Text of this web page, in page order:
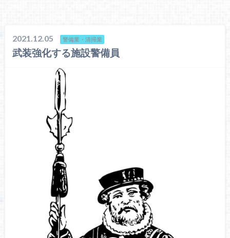
2021.12.05 警備業・清掃業
武装強化する施設警備員